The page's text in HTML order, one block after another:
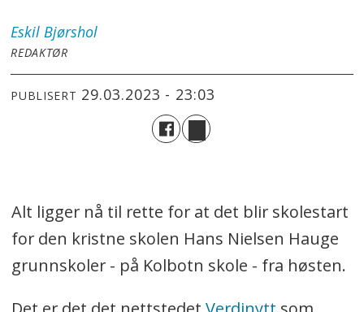
Eskil Bjørshol
REDAKTØR
PUBLISERT 29.03.2023 - 23:03
Alt ligger nå til rette for at det blir skolestart
for den kristne skolen Hans Nielsen Hauge
grunnskoler - på Kolbotn skole - fra høsten.